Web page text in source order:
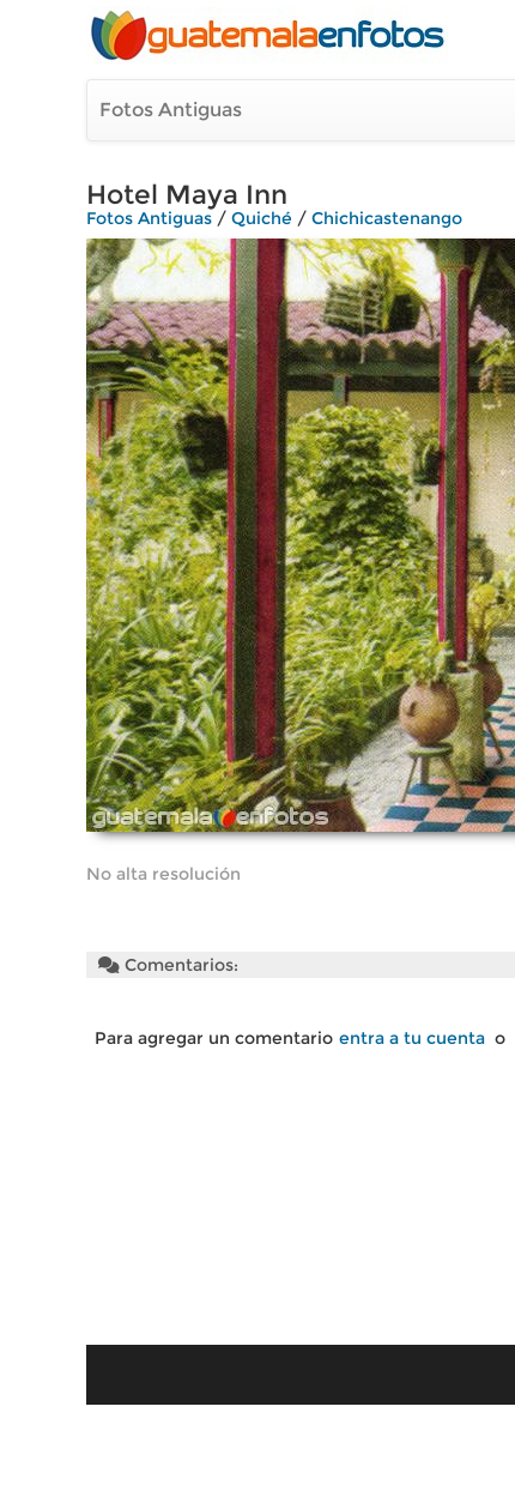
Fotos Antiguas
Hotel Maya Inn
Fotos Antiguas / Quiché / Chichicastenango
No alta resolución
Comentarios:
Para agregar un comentario entra a tu cuenta o